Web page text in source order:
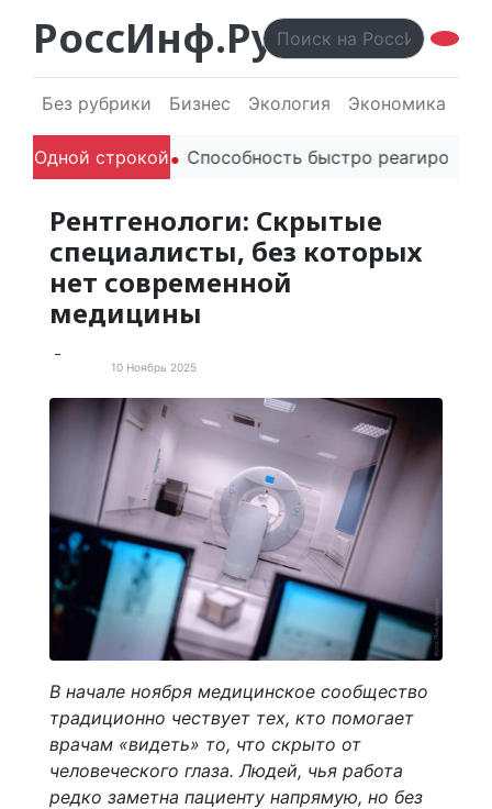
РоссИнф.Ру
Без рубрики Бизнес Экология Экономика
Одной строкой
в речи Способность быстро реагировать
Рентгенологи: Скрытые
специалисты, без которых
нет современной
медицины
10 Ноябрь 2025
В начале ноября медицинское сообщество
традиционно чествует тех, кто помогает
врачам «видеть» то, что скрыто от
человеческого глаза. Людей, чья работа
редко заметна пациенту напрямую, но без